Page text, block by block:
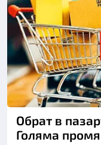
Обрат в
Голяма